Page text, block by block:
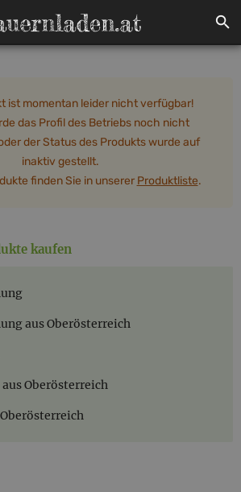
ist momentan leider nicht verfügbar!
das Profil des Betriebs noch nicht
der Status des Produkts wurde auf
inaktiv gestellt.
finden Sie in unserer Produktliste.
kaufen
aus Oberösterreich
Oberösterreich